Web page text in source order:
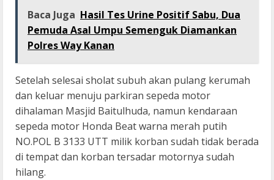
Baca Juga Hasil Tes Urine Positif Sabu, Dua
Pemuda Asal Umpu Semenguk Diamankan
Polres Way Kanan
Setelah selesai sholat subuh akan pulang kerumah
dan keluar menuju parkiran sepeda motor
dihalaman Masjid Baitulhuda, namun kendaraan
sepeda motor Honda Beat warna merah putih
NO.POL B 3133 UTT milik korban sudah tidak berada
di tempat dan korban tersadar motornya sudah
hilang.